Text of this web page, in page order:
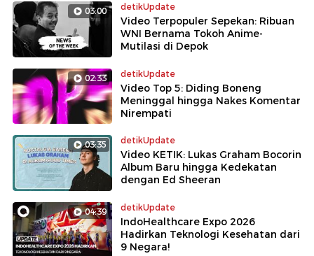
03:00 detikUpdate
Video Terpopuler Sepekan: Ribuan
WNI Bernama Tokoh Anime-
Mutilasi di Depok
02:33 detikUpdate
Video Top 5: Diding Boneng
Meninggal hingga Nakes Komentar
Nirempati
03:35 detikUpdate
Video KETIK: Lukas Graham Bocorin
Album Baru hingga Kedekatan
dengan Ed Sheeran
04:39 detikUpdate
IndoHealthcare Expo 2026
Hadirkan Teknologi Kesehatan dari
9 Negara!